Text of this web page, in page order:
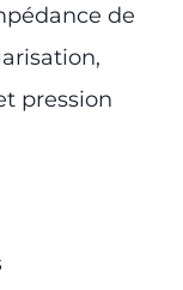
de
pression